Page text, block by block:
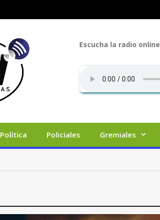
Escucha la radio online
Política Policiales Gremiales